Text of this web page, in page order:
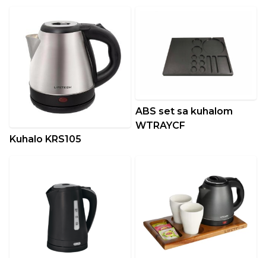
Kuhalo KRS105
ABS set sa kuhalom
WTRAYCF